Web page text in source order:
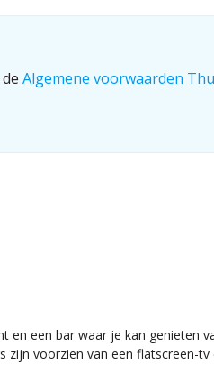
Algemene voorwaarden
een bar waar je kan genieten
voorzien van een flatscreen-tv